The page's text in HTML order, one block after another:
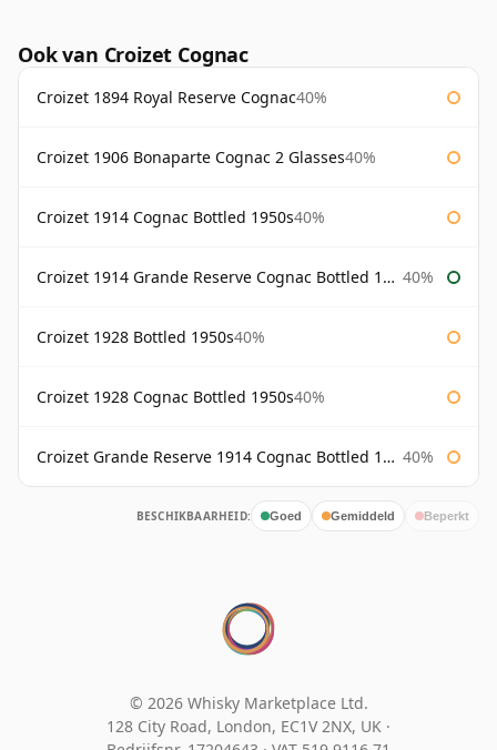
Ook van Croizet Cognac
Croizet 1894 Royal Reserve Cognac40%
Croizet 1906 Bonaparte Cognac 2 Glasses40%
Croizet 1914 Cognac Bottled 1950s40%
Croizet 1914 Grande Reserve Cognac Bottled 1950s 40%
Croizet 1928 Bottled 1950s40%
Croizet 1928 Cognac Bottled 1950s40%
Croizet Grande Reserve 1914 Cognac Bottled 1950s 40%
BESCHIKBAARHEID: Goed Gemiddeld Beperkt
© 2026 Whisky Marketplace Ltd.
128 City Road, London, EC1V 2NX, UK ·